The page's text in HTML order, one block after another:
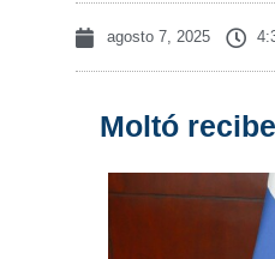
agosto 7, 2025
Moltó